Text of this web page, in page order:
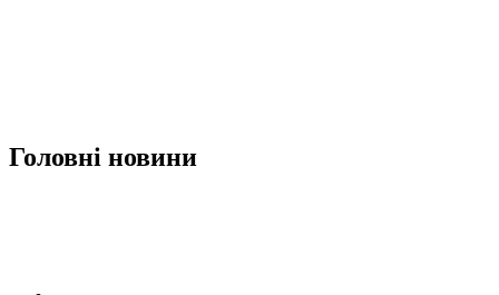
Головні новини